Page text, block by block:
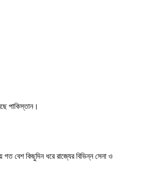
পাকিস্তান।
গত বেশ কিছুদিন ধরে রাজ্যের বিভিন্ন সেনা ও